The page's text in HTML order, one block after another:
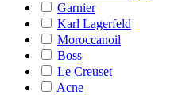
Garnier
Karl Lagerfeld
Moroccanoil
Boss
Le Creuset
Acne